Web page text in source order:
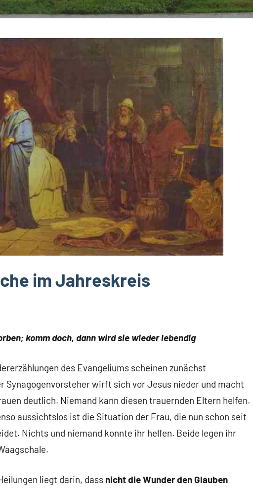
im Jahreskreis
komm doch, dann wird sie wieder lebendig
des Evangeliums scheinen zunächst
Synagogenvorsteher wirft sich vor Jesus nieder und macht
deutlich. Niemand kann diesen trauernden Eltern helfen.
aussichtslos ist die Situation der Frau, die nun schon seit
Nichts und niemand konnte ihr helfen. Beide legen ihr
liegt darin, dass nicht die Wunderden Glauben